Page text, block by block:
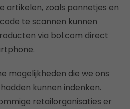
artikelen, zoals pannetjes en
te scannen kunnen
via bol.com direct
mogelijkheden die we ons
kunnen indenken.
retailorganisaties er